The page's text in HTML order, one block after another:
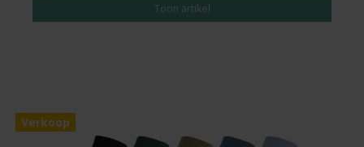
Toon artikel
Verkoop